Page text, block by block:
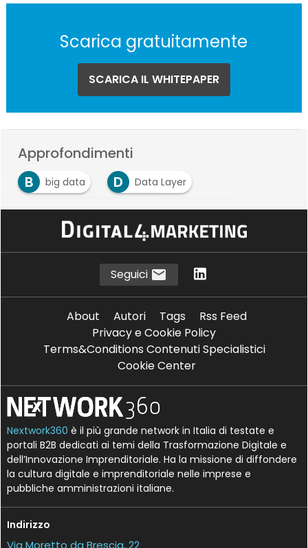
Scarica gratuitamente
SCARICA IL WHITEPAPER
Approfondimenti
B
big data D Data Layer
H Hybrid Application M Multi Cloud
Seguici
About Autori Tags
Rss Feed
Privacy e Cookie Policy
Terms&Conditions Contenuti Specialistici
Cookie Center
Nextwork360 è il più grande network in Italia di testate e
portali B2B dedicati ai temi della Trasformazione Digitale e
dell’Innovazione Imprenditoriale. Ha la missione di diffondere
la cultura digitale e imprenditoriale nelle imprese e
pubbliche amministrazioni italiane.
Indirizzo
Via Moretto da Brescia, 22